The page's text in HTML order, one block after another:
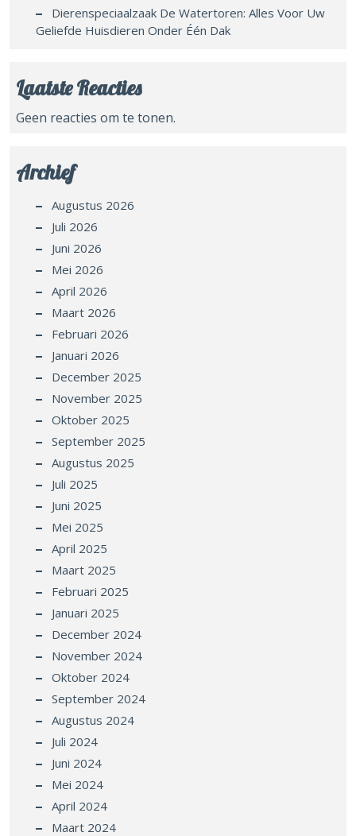
Dierenspeciaalzaak De Watertoren: Alles Voor Uw
Geliefde Huisdieren Onder Één Dak
Laatste Reacties
Geen reacties om te tonen.
Archief
Augustus 2026
Juli 2026
Juni 2026
Mei 2026
April 2026
Maart 2026
Februari 2026
Januari 2026
December 2025
November 2025
Oktober 2025
September 2025
Augustus 2025
Juli 2025
Juni 2025
Mei 2025
April 2025
Maart 2025
Februari 2025
Januari 2025
December 2024
November 2024
Oktober 2024
September 2024
Augustus 2024
Juli 2024
Juni 2024
Mei 2024
April 2024
Maart 2024